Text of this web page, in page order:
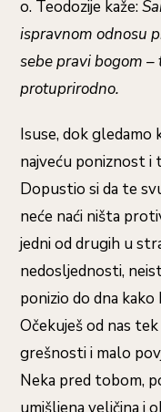
o. Teodozije kaže:
ispravnom odnosu
sebe pravi bogom
protuprirodno.
Isuse, dok gledamo
najveću poniznost i
Dopustio si da te
neće naći ništa
jedni od drugih u
nedosljednosti,
ponizio do dna kako
Očekuješ od nas
grešnosti i malo
Neka pred tobom,